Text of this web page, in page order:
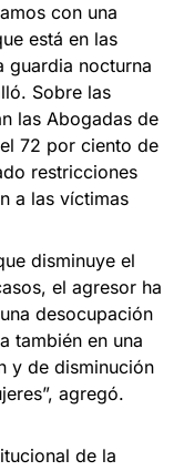
con una
está en las
guardia nocturna
Sobre las
las Abogadas de
72 por ciento de
restricciones
a las víctimas
disminuye el
el agresor ha
desocupación
también en una
y de disminución
agregó.
de la